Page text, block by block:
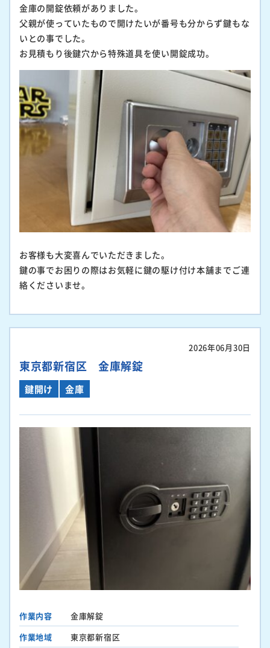
金庫の開錠依頼がありました。
父親が使っていたもので開けたいが番号も分からず鍵もな
いとの事でした。
お見積もり後鍵穴から特殊道具を使い開錠成功。
お客様も大変喜んでいただきました。
鍵の事でお困りの際はお気軽に鍵の駆け付け本舗までご連
絡くださいませ。
2026年06月30日
東京都新宿区 金庫解錠
鍵開け 金庫
作業内容
金庫解錠
作業地域
東京都新宿区